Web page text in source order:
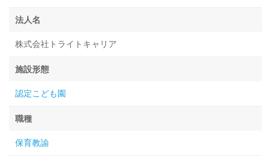
法人名
株式会社トライトキャリア
施設形態
認定こども園
職種
保育教諭